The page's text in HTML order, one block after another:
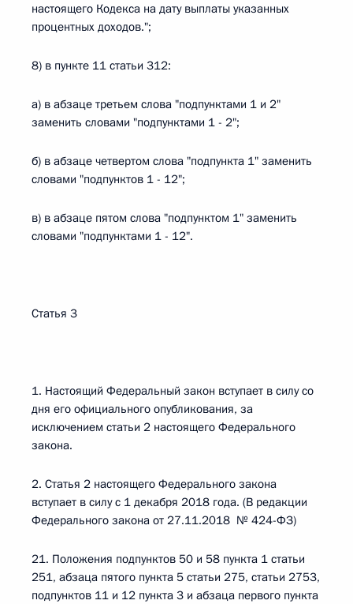
настоящего Кодекса на дату выплаты указанных
процентных доходов.";
8) в пункте 11 статьи 312:
а) в абзаце третьем слова "подпунктами 1 и 2"
заменить словами "подпунктами 1 - 2";
б) в абзаце четвертом слова "подпункта 1" заменить
словами "подпунктов 1 - 12";
в) в абзаце пятом слова "подпунктом 1" заменить
словами "подпунктами 1 - 12".
Статья 3
1. Настоящий Федеральный закон вступает в силу со
дня его официального опубликования, за
исключением статьи 2 настоящего Федерального
закона.
2. Статья 2 настоящего Федерального закона
вступает в силу с 1 декабря 2018 года. (В редакции
Федерального закона от 27.11.2018 № 424-ФЗ)
21. Положения подпунктов 50 и 58 пункта 1 статьи
251, абзаца пятого пункта 5 статьи 275, статьи 2753,
подпунктов 11 и 12 пункта 3 и абзаца первого пункта